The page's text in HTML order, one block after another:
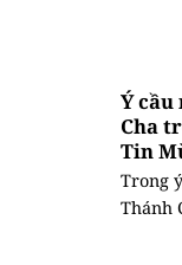
Ý cầu
Cha
Tin
Trong
Thánh